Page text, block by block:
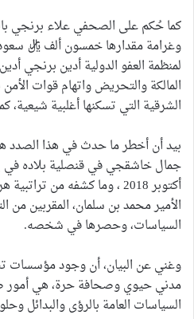
كما حُكم على الصحفي علاء برنجي
لمنظمة العفو الدولية أدين برنجي
المالكة والتحريض واتهام قوات
الشرقية التي تسكنها أغلبية شيعية،
بيد أن أخطر ما حدث في هذا الصدد
أكتوبر 2018 ، وما كشفه من
الأمير محمد بن سلمان، المقربين من
السياسات، وحصرها في شخصه.
وغني عن البيان، أن وجود مؤسسات
مدني حيوي وصحافة حرة، هي أمور
السياسات العامة بالرؤى والبدائل